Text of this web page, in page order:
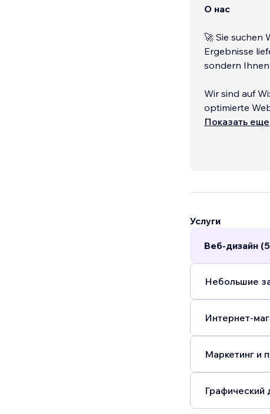
О нас
🚀 Sie suchen
Ergebnisse
sondern
Wir sind auf
optimierte
Budget online
Показать еще
Услуги
Веб-дизайн
Небольшие
Интернет-
Маркетинг и
Графический